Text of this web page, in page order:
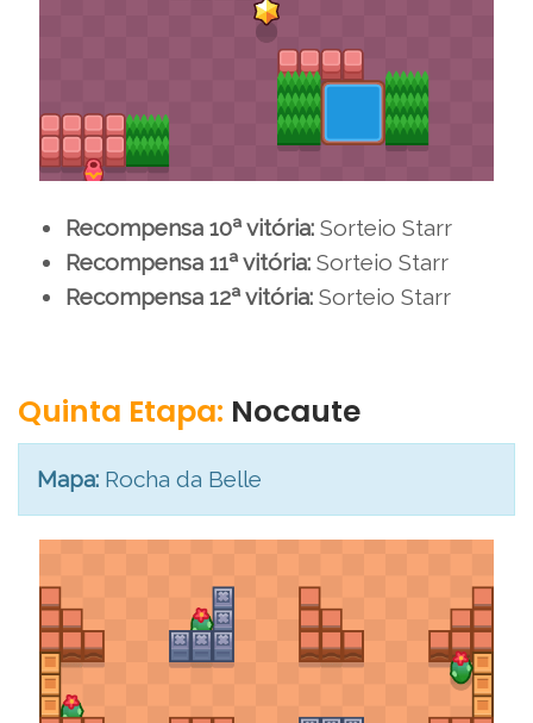
Recompensa 10ª vitória: Sorteio Starr
Recompensa 11ª vitória: Sorteio Starr
Recompensa 12ª vitória: Sorteio Starr
Quinta Etapa: Nocaute
Mapa: Rocha da Belle